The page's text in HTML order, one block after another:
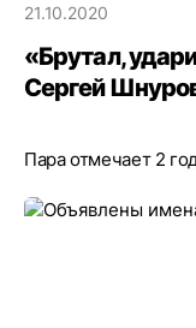
21.10.2020
«Брутал,
Сергей
Пара отмечает 2